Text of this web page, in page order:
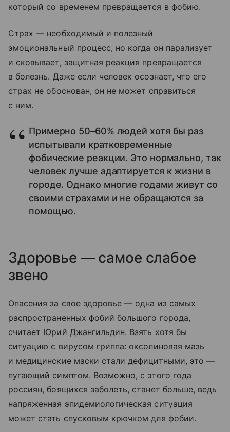
который со временем превращается в фобию.
Страх — необходимый и полезный
эмоциональный процесс, но когда он парализует
и сковывает, защитная реакция превращается
в болезнь. Даже если человек осознает, что его
страх не обоснован, он не может справиться
с ним.
Примерно 50–60% людей хотя бы раз
испытывали кратковременные
фобические реакции. Это нормально, так
человек лучше адаптируется к жизни в
городе. Однако многие годами живут со
своими страхами и не обращаются за
помощью.
Здоровье — самое слабое
звено
Опасения за свое здоровье — одна из самых
распространенных фобий большого города,
считает Юрий Джангильдин. Взять хотя бы
ситуацию с вирусом гриппа: оксолиновая мазь
и медицинские маски стали дефицитными, это —
пугающий симптом. Возможно, с этого года
россиян, боящихся заболеть, станет больше, ведь
напряженная эпидемиологическая ситуация
может стать спусковым крючком для фобии.